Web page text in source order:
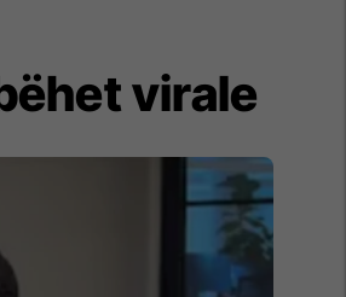
virale